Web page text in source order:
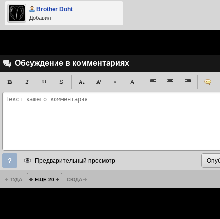
Brother Doht
Добавил
Обсуждение в комментариях
Предварительный просмотр
ТУДА ЕЩЁ 20 СЮДА